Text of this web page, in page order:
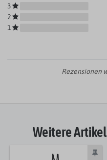
3
2
1
Rezensionen
Weitere